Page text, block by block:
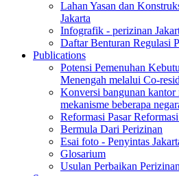
Lahan Yasan dan
Jakarta
Infografik - perizinan
Daftar Benturan Regulasi
Publications
Potensi Pemenuhan
Menengah melalui Co-
Konversi bangunan
mekanisme beberapa
Reformasi Pasar
Bermula Dari Perizinan
Esai foto - Penyintas
Glosarium
Usulan Perbaikan